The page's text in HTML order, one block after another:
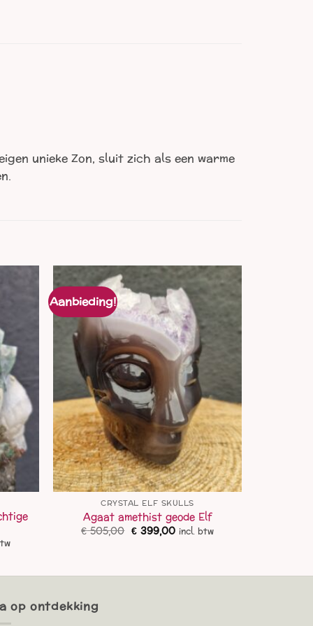
unieke Zon, sluit zich als een warme
Aanbieding!
CRYSTAL ELF SKULLS
Agaat amethist geode Elf
€505,00 Oorspronkelijke
prijs
€399,00Huidige
prijs
incl. btw
op ontdekking